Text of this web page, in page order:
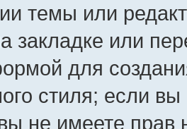
темы или
закладке или
для
стиля; если
не имеете прав